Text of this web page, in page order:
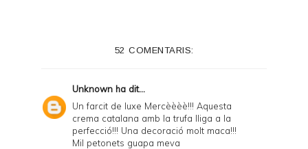
52 COMENTARIS:
Unknown ha dit...
Un farcit de luxe Mercèèèè!!! Aquesta
crema catalana amb la trufa lliga a la
perfecció!!! Una decoració molt maca!!!
Mil petonets guapa meva